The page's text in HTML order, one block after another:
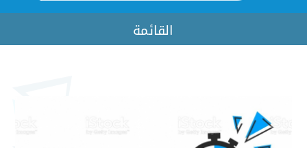
القائمة